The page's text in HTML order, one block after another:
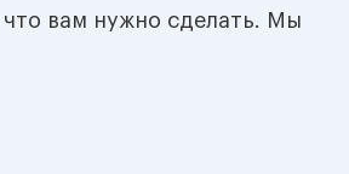
вам нужно сделать. Мы